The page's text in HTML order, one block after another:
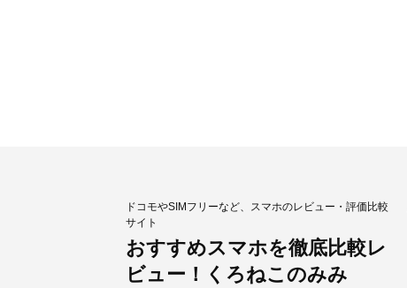
ドコモやSIMフリーなど、スマホのレビュー・評価比較
サイト
おすすめスマホを徹底比較レ
ビュー！くろねこのみみ